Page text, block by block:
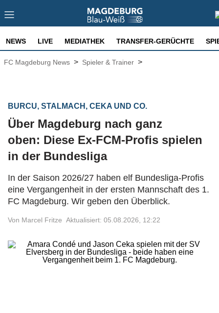
NEWS LIVE MEDIATHEK TRANSFER-GERÜCHTE
FC Magdeburg News > Spieler & Trainer >
BURCU, STALMACH, CEKA UND CO.
Über Magdeburg nach ganz
oben: Diese Ex-FCM-Profis spielen
in der Bundesliga
In der Saison 2026/27 haben elf Bundesliga-Profis
eine Vergangenheit in der ersten Mannschaft des 1.
FC Magdeburg. Wir geben den Überblick.
Von Marcel Fritze Aktualisiert: 05.08.2026, 12:22